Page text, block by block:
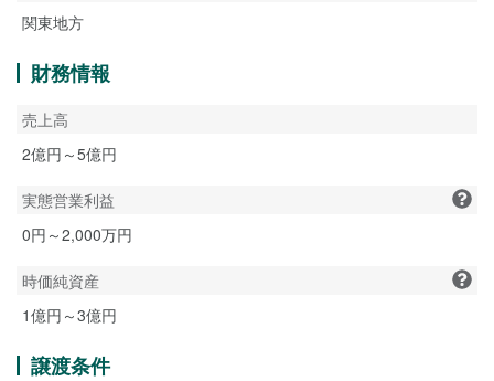
関東地方
財務情報
売上高
2億円～5億円
実態営業利益
0円～2,000万円
時価純資産
1億円～3億円
譲渡条件